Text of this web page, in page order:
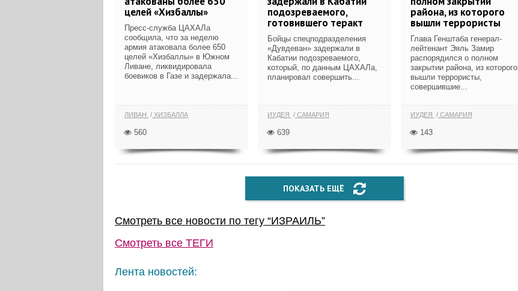
целей «Хизбаллы»
Пресс-служба ЦАХАЛа
сообщила, что за неделю
армия атаковала более 650
целей «Хизбаллы» в Южном
Ливане, ликвидировала
боевиков в Газе и задержала...
ЛИВАН ХИЗБАЛЛА
560
подозреваемого,
готовившего теракт
Бойцы спецподразделения
«Дувдеван» задержали в
Кабатии подозреваемого,
который, по данным ЦАХАЛа,
планировал совершить...
ИУДЕЯ САМАРИЯ
639
района, из которого
вышли террористы
Глава Генштаба генерал-
лейтенант Эяль Замир
распорядился о полном
закрытии района, из которого
вышли террористы,
совершившие...
ИУДЕЯ САМАРИЯ
143
ПОКАЗАТЬ ЕЩЁ
Смотреть все новости по тегу “ИЗРАИЛЬ”
Смотреть все ТЕГИ
Лента новостей: